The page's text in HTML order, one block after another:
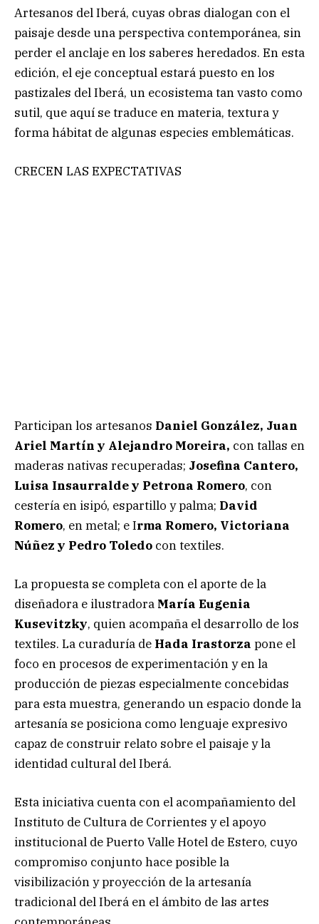
Artesanos del Iberá, cuyas obras dialogan con el
paisaje desde una perspectiva contemporánea, sin
perder el anclaje en los saberes heredados. En esta
edición, el eje conceptual estará puesto en los
pastizales del Iberá, un ecosistema tan vasto como
sutil, que aquí se traduce en materia, textura y
forma hábitat de algunas especies emblemáticas.
CRECEN LAS EXPECTATIVAS
Participan los artesanos Daniel González, Juan
Ariel Martín y Alejandro Moreira, con tallas en
maderas nativas recuperadas; Josefina Cantero,
Luisa Insaurralde y Petrona Romero, con
cestería en isipó, espartillo y palma; David
Romero, en metal; e Irma Romero, Victoriana
Núñez y Pedro Toledo con textiles.
La propuesta se completa con el aporte de la
diseñadora e ilustradora María Eugenia
Kusevitzky, quien acompaña el desarrollo de los
textiles. La curaduría de Hada Irastorza pone el
foco en procesos de experimentación y en la
producción de piezas especialmente concebidas
para esta muestra, generando un espacio donde la
artesanía se posiciona como lenguaje expresivo
capaz de construir relato sobre el paisaje y la
identidad cultural del Iberá.
Esta iniciativa cuenta con el acompañamiento del
Instituto de Cultura de Corrientes y el apoyo
institucional de Puerto Valle Hotel de Estero, cuyo
compromiso conjunto hace posible la
visibilización y proyección de la artesanía
tradicional del Iberá en el ámbito de las artes